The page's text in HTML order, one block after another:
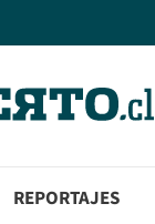
REPORTAJES